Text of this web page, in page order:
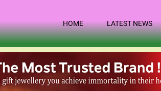
HOME LATEST NEWS